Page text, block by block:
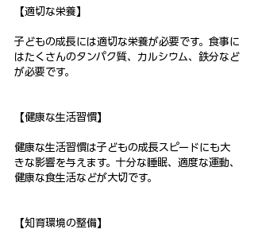
【適切な栄養】
子どもの成長には適切な栄養が必要です。食事に
はたくさんのタンパク質、カルシウム、鉄分など
が必要です。
【健康な生活習慣】
健康な生活習慣は子どもの成長スピードにも大
きな影響を与えます。十分な睡眠、適度な運動、
健康な食生活などが大切です。
【知育環境の整備】